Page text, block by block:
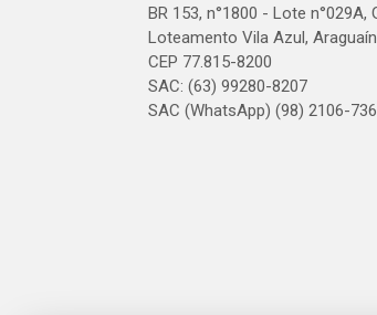
BR 153, n°1800 - Lote n°029A,
Loteamento Vila Azul,
CEP 77.815-8200
SAC: (63) 99280-8207
SAC (WhatsApp) (98) 2106-